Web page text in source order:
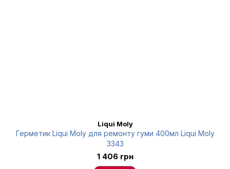
Liqui Moly
Герметик Liqui Moly для ремонту гуми 400мл Liqui Moly
3343
1 406 грн